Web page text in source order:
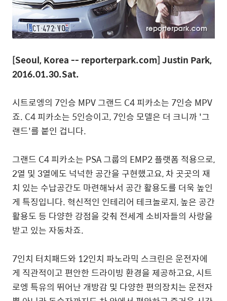
[Seoul, Korea -- reporterpark.com] Justin Park,
2016.01.30.Sat.
시트로엥의 7인승 MPV 그랜드 C4 피카소는 7인승 MPV
죠. C4 피카소는 5인승이고, 7인승 모델은 더 크니까 '그
랜드'를 붙인 겁니다.
그랜드 C4 피카소는 PSA 그룹의 EMP2 플랫폼 적용으로,
2열 및 3열에도 넉넉한 공간을 구현했고요, 차 곳곳의 재
치 있는 수납공간도 마련해놔서 공간 활용도를 더욱 높인
게 특징입니다. 혁신적인 인테리어 테크놀로지, 높은 공간
활용도 등 다양한 강점을 갖춰 전세계 소비자들의 사랑을
받고 있는 자동차죠.
7인치 터치패드와 12인치 파노라믹 스크린은 운전자에
게 직관적이고 편안한 드라이빙 환경을 제공하고요, 시트
로엥 특유의 뛰어난 개방감 및 다양한 편의장치는 운전자